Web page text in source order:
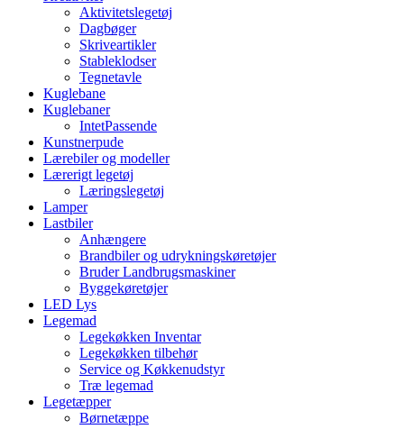
Aktivitetslegetøj
Dagbøger
Skriveartikler
Stableklodser
Tegnetavle
Kuglebane
Kuglebaner
IntetPassende
Kunstnerpude
Lærebiler og modeller
Lærerigt legetøj
Læringslegetøj
Lamper
Lastbiler
Anhængere
Brandbiler og udrykningskøretøjer
Bruder Landbrugsmaskiner
Byggekøretøjer
LED Lys
Legemad
Legekøkken Inventar
Legekøkken tilbehør
Service og Køkkenudstyr
Træ legemad
Legetæpper
Børnetæppe